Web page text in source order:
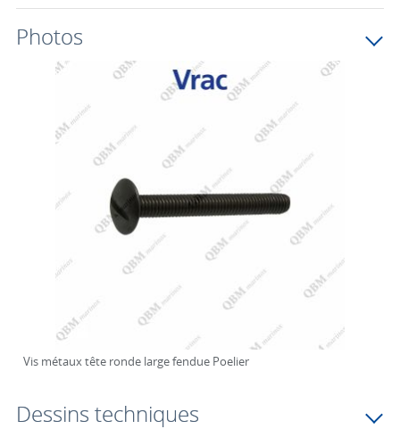
Photos
Vis métaux tête ronde large fendue Poelier
Dessins techniques